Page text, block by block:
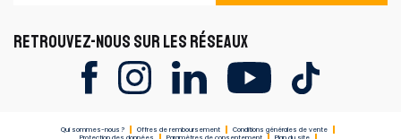
RETROUVEZ-NOUS SUR LES RÉSEAUX
Qui sommes-nous ? Offres de remboursement
Conditions générales de vente